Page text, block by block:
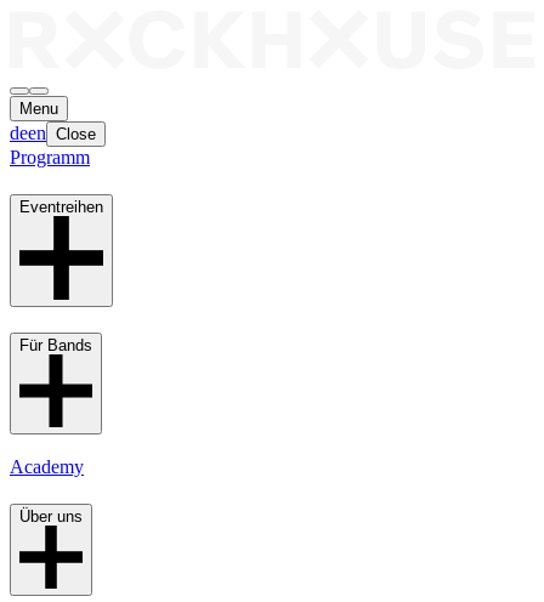
Menu
deen Close
Programm
Eventreihen
Für Bands
Academy
Über uns